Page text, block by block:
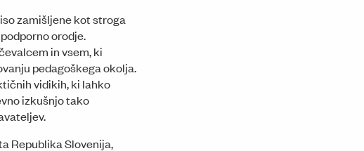
zamišljene kot stroga
orodje.
in vsem, ki
pedagoškega okolja.
vidikih, ki lahko
izkušnjo tako
Republika Slovenija,